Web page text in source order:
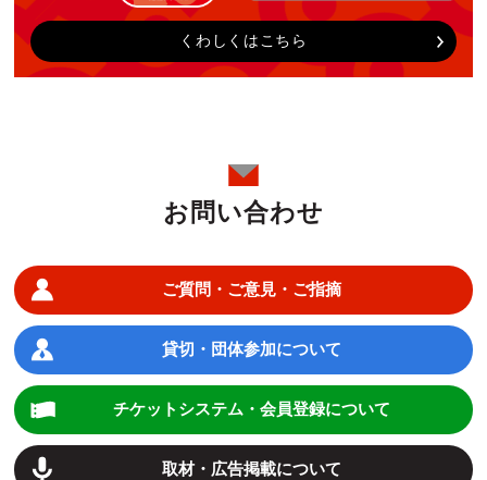
くわしくはこちら
お問い合わせ
ご質問・ご意見・ご指摘
貸切・団体参加について
チケットシステム・会員登録について
取材・広告掲載について